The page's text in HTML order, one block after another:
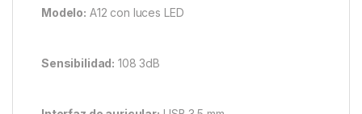
Modelo: A12 con luces LED
Sensibilidad: 108 3dB